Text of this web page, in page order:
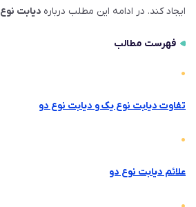
ایجاد کند. در ادامه این مطلب درباره دیابت نوع ۲
فهرست مطالب
تفاوت دیابت نوع یک و دیابت نوع دو
علائم دیابت نوع دو